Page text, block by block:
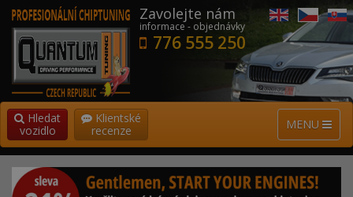
Zavolejte nám
informace - objednávky
776 555 250
MENU
Hledat
vozidlo
Klientské
recenze